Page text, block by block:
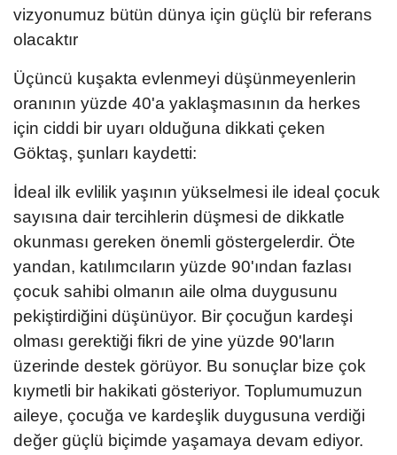
vizyonumuz bütün dünya için güçlü bir referans
olacaktır
Üçüncü kuşakta evlenmeyi düşünmeyenlerin
oranının yüzde 40'a yaklaşmasının da herkes
için ciddi bir uyarı olduğuna dikkati çeken
Göktaş, şunları kaydetti:
İdeal ilk evlilik yaşının yükselmesi ile ideal çocuk
sayısına dair tercihlerin düşmesi de dikkatle
okunması gereken önemli göstergelerdir. Öte
yandan, katılımcıların yüzde 90'ından fazlası
çocuk sahibi olmanın aile olma duygusunu
pekiştirdiğini düşünüyor. Bir çocuğun kardeşi
olması gerektiği fikri de yine yüzde 90'ların
üzerinde destek görüyor. Bu sonuçlar bize çok
kıymetli bir hakikati gösteriyor. Toplumumuzun
aileye, çocuğa ve kardeşlik duygusuna verdiği
değer güçlü biçimde yaşamaya devam ediyor.